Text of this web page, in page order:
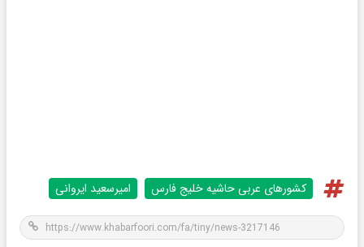
کشورهای عربی حاشیه خلیج فارس امیرسعید ایروانی